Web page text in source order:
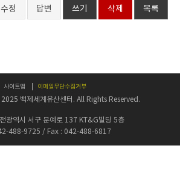
수정 답변 쓰기 삭제 목록
사이트맵 이메일무단수집거부
백제세계유산센터. All Rights Reserved.
광역시 서구 문예로 137 KT&G빌딩 5층
488-9725 / Fax : 042-488-6817